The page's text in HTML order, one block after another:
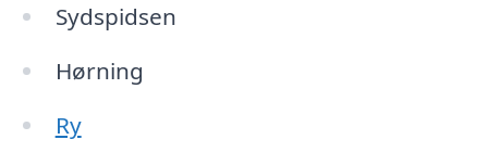
Sydspidsen
Hørning
Ry